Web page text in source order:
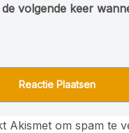
volgende keer
Akismet om spam te